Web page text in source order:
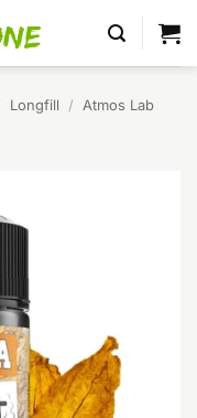
Longfill /
Atmos Lab